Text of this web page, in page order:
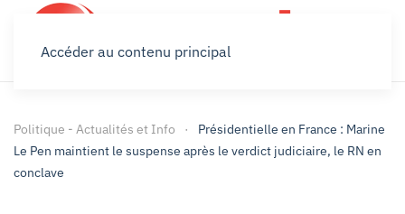
Accéder au contenu principal
Politique - Actualités et Info
Présidentielle en France : Marine
Le Pen maintient le suspense après le verdict judiciaire, le RN en
conclave